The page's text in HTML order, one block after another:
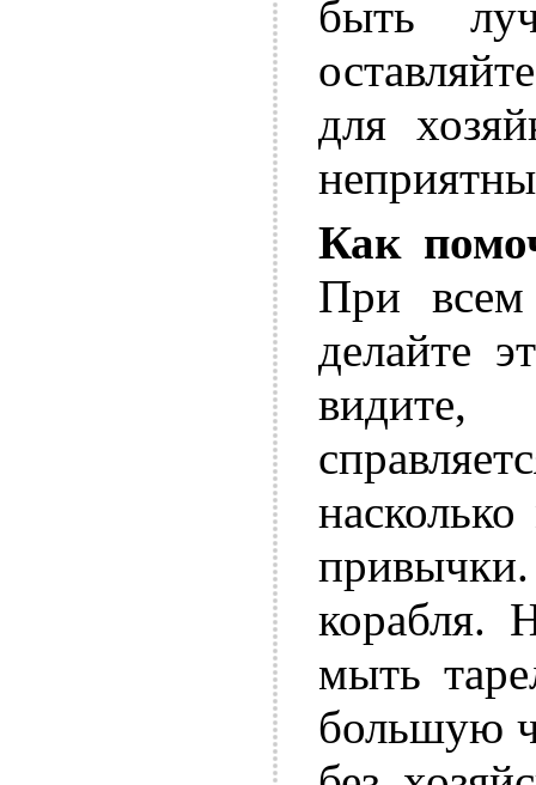
быть
для
Как
При всем
делайте
корабля.
мыть
большую